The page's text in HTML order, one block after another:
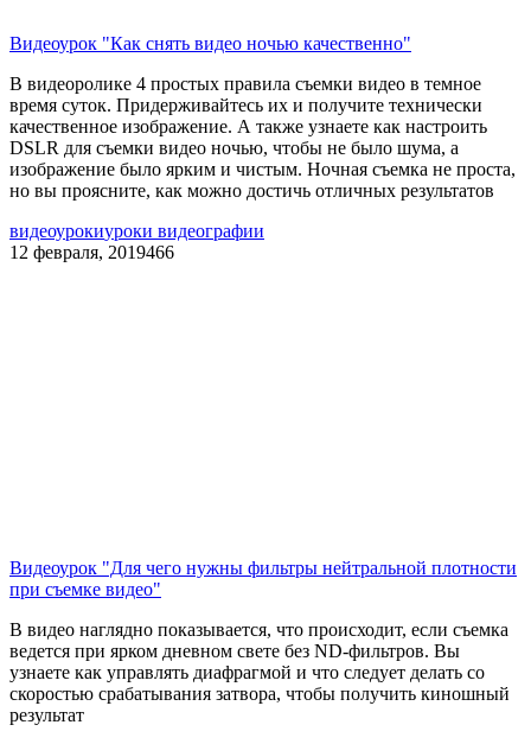
Видеоурок "Как снять видео ночью качественно"
В видеоролике 4 простых правила съемки видео в темное
время суток. Придерживайтесь их и получите технически
качественное изображение. А также узнаете как настроить
DSLR для съемки видео ночью, чтобы не было шума, а
изображение было ярким и чистым. Ночная съемка не проста,
но вы проясните, как можно достичь отличных результатов
видеоурокиуроки видеографии
12 февраля, 2019466
Видеоурок "Для чего нужны фильтры нейтральной плотности
при съемке видео"
В видео наглядно показывается, что происходит, если съемка
ведется при ярком дневном свете без ND-фильтров. Вы
узнаете как управлять диафрагмой и что следует делать со
скоростью срабатывания затвора, чтобы получить киношный
результат